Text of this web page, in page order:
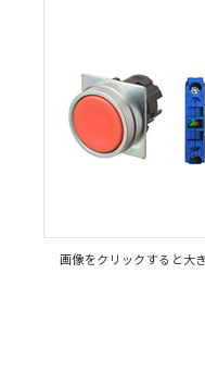
画像をクリックすると大